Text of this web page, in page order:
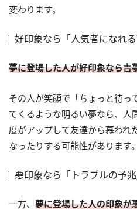
変わります。
好印象なら「人気者になれる
夢に登場した人が好印象なら吉
その人が笑顔で「ちょっと待っ
てくるような明るい夢なら、人
度がアップして友達から慕われ
なったりする可能性があります。
悪印象なら「トラブルの予兆
一方、 夢に登場した人の印象が